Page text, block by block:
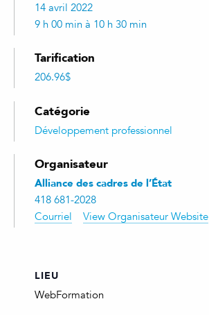
14 avril 2022
9 h 00 min à 10 h 30 min
Tarification
206.96$
Catégorie
Développement professionnel
Organisateur
Alliance des cadres de l’État
418 681-2028
Courriel
View Organisateur Website
LIEU
WebFormation